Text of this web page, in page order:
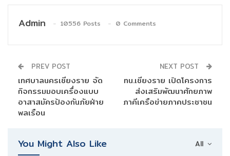
Admin 10556 Posts 0 Comments
PREV POST
เทศบาลนครเชียงราย จัด
กิจกรรมมอบเครื่องแบบ
อาสาสมัครป้องกันภัยฝ่าย
พลเรือน
NEXT POST
ทน.เชียงราย เปิดโครงการ
ส่งเสริมพัฒนาศักยภาพ
ภาคีเครือข่ายภาคประชาชน
All
You Might Also Like